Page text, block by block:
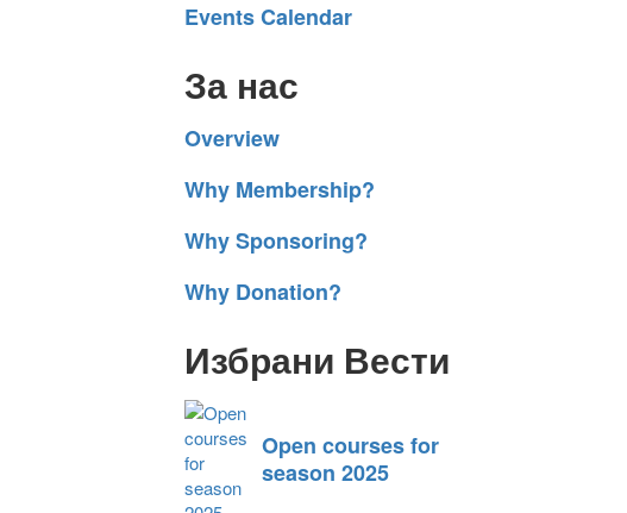
Events Calendar
За нас
Overview
Why Membership?
Why Sponsoring?
Why Donation?
Избрани Вести
Open courses for
season 2025